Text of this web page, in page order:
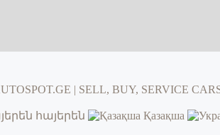
հայերեն Қазақша